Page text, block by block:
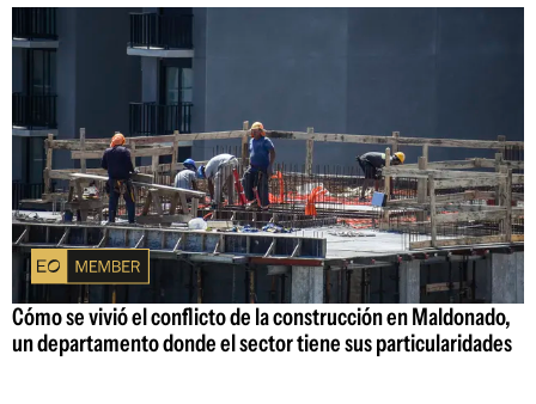
Cómo se vivió el conflicto de la construcción en Maldonado,
un departamento donde el sector tiene sus particularidades